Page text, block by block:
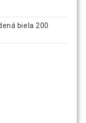
biela 200